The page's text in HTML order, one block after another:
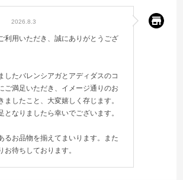
2026.8.3
利用いただき、誠にありがとうござ
したバレンシアガとアディダスのコ
ご満足いただき、イメージ通りのお
ましたこと、大変嬉しく存じます。
となりましたら幸いでございます。
るお品物を揃えてまいります。また
お待ちしております。